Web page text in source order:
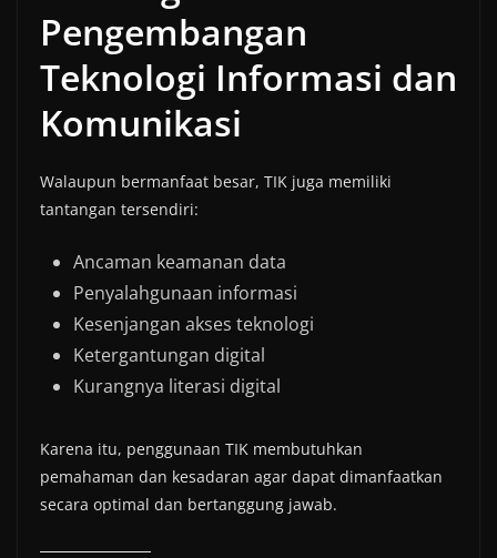
Pengembangan
Teknologi Informasi dan
Komunikasi
Walaupun bermanfaat besar, TIK juga memiliki
tantangan tersendiri:
Ancaman keamanan data
Penyalahgunaan informasi
Kesenjangan akses teknologi
Ketergantungan digital
Kurangnya literasi digital
Karena itu, penggunaan TIK membutuhkan
pemahaman dan kesadaran agar dapat dimanfaatkan
secara optimal dan bertanggung jawab.